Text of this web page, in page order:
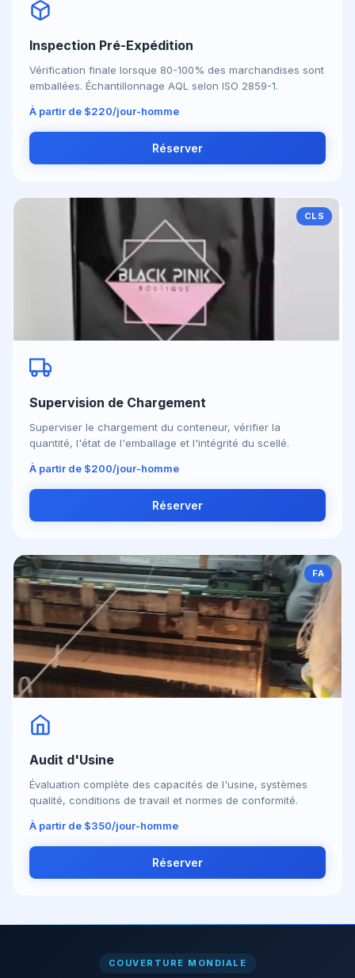
Inspection Pré-Expédition
Vérification finale lorsque 80-100% des marchandises sont
emballées. Échantillonnage AQL selon ISO 2859-1.
À partir de $220/jour-homme
Réserver
CLS
Supervision de Chargement
Superviser le chargement du conteneur, vérifier la
quantité, l'état de l'emballage et l'intégrité du scellé.
À partir de $200/jour-homme
Réserver
FA
Audit d'Usine
Évaluation complète des capacités de l'usine, systèmes
qualité, conditions de travail et normes de conformité.
À partir de $350/jour-homme
Réserver
COUVERTURE MONDIALE